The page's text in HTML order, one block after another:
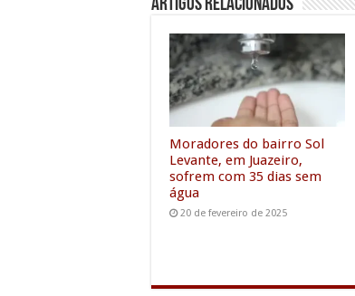
b
o
o
k
t
e
r
l
s
A
p
Artigos Relacionados
Moradores do bairro Sol
Levante, em Juazeiro,
sofrem com 35 dias sem
água
20 de fevereiro de 2025